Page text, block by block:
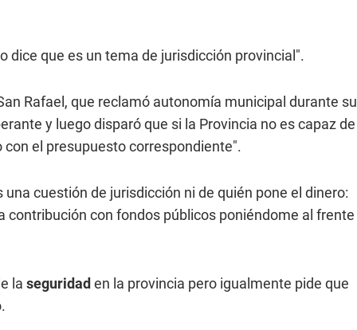
dice que es un tema de jurisdicción provincial".
Rafael, que reclamó autonomía municipal durante su
y luego disparó que si la Provincia no es capaz de
con el presupuesto correspondiente".
cuestión de jurisdicción ni de quién pone el dinero:
contribución con fondos públicos poniéndome al frente
la seguridad en la provincia pero igualmente pide que